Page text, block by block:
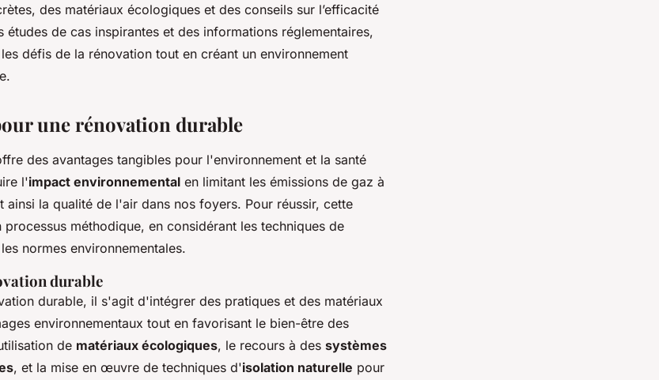
des matériaux écologiques et des conseils sur l’efficacité
études de cas inspirantes et des informations réglementaires,
défis de la rénovation tout en créant un environnement
une rénovation durable
des avantages tangibles pour l'environnement et la santé
l'impact environnemental en limitant les émissions de gaz à
ainsi la qualité de l'air dans nos foyers. Pour réussir, cette
méthodique, en considérant les techniques de
normes environnementales.
durable
durable, il s'agit d'intégrer des pratiques et des matériaux
environnementaux tout en favorisant le bien-être des
de matériaux écologiques, le recours à des systèmes
, et la mise en œuvre de techniques d'isolation naturelle pour